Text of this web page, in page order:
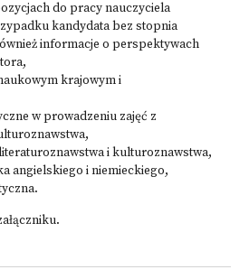
do pracy nauczyciela
kandydata bez stopnia
informacje o perspektywach
krajowym i
w prowadzeniu zajęć z
i kulturoznawstwa,
angielskiego i niemieckiego,